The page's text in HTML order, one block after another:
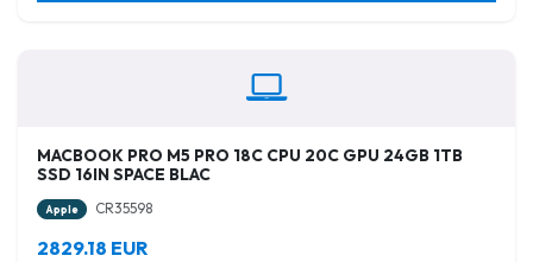
MACBOOK PRO M5 PRO 18C CPU 20C GPU 24GB 1TB
SSD 16IN SPACE BLAC
Apple CR35598
2829.18 EUR